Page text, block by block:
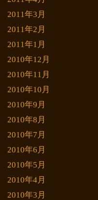
2011年3月
2011年2月
2011年1月
2010年12月
2010年11月
2010年10月
2010年9月
2010年8月
2010年7月
2010年6月
2010年5月
2010年4月
2010年3月